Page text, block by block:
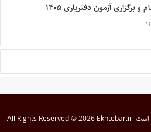
و برگزاری آزمون دفتریاری ۱۴۰۵
است All Rights Reserved © 2026 Ekhtebar.ir